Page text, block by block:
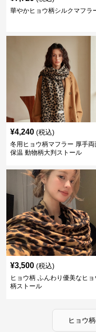
華やかヒョウ柄シルクマフラ
¥4,240 (税込)
冬用ヒョウ柄マフラー 厚手両
保温 動物柄大判ストール
¥3,500 (税込)
ヒョウ柄 ふんわり優美なヒョ
柄ストール
ヒョウ柄